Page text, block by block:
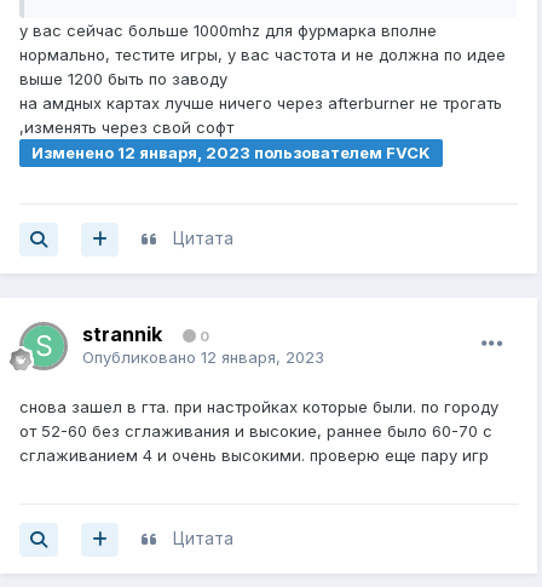
или в другой утилите питание посмотреть? в msi
поставил +30 на power limit
у вас сейчас больше 1000mhz для фурмарка вполне
нормально, тестите игры, у вас частота и не должна по идее
выше 1200 быть по заводу
на амдных картах лучше ничего через afterburner не трогать
,изменять через свой софт
Изменено 12 января, 2023 пользователем FVCK
Цитата
strannik 0
Опубликовано 12 января, 2023
снова зашел в гта. при настройках которые были. по городу
от 52-60 без сглаживания и высокие, раннее было 60-70 с
сглаживанием 4 и очень высокими. проверю еще пару игр
Цитата